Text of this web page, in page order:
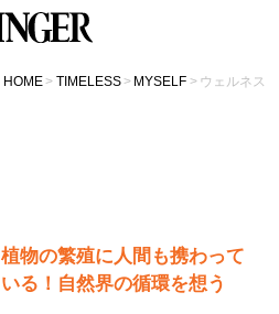
HOME TIMELESS MYSELF ウェルネス
植物の繁殖に人間も携わって
いる！自然界の循環を想う